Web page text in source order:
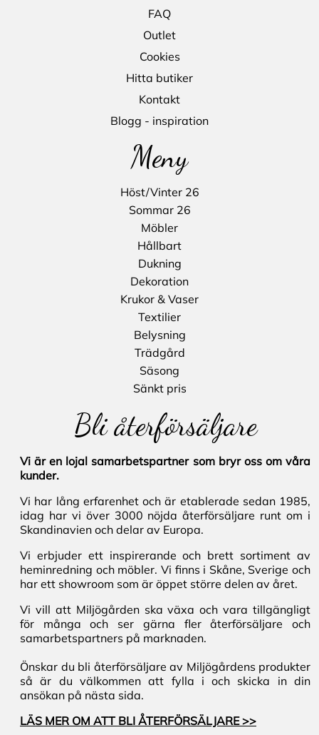
FAQ
Outlet
Cookies
Hitta butiker
Kontakt
Blogg - inspiration
Meny
Höst/Vinter 26
Sommar 26
Möbler
Hållbart
Dukning
Dekoration
Krukor & Vaser
Textilier
Belysning
Trädgård
Säsong
Sänkt pris
Bli återförsäljare
Vi är en lojal samarbetspartner som bryr oss om våra
kunder.
Vi har lång erfarenhet och är etablerade sedan 1985,
idag har vi över 3000 nöjda återförsäljare runt om i
Skandinavien och delar av Europa.
Vi erbjuder ett inspirerande och brett sortiment av
heminredning och möbler. Vi finns i Skåne, Sverige och
har ett showroom som är öppet större delen av året.
Vi vill att Miljögården ska växa och vara tillgängligt
för många och ser gärna fler återförsäljare och
samarbetspartners på marknaden.
Önskar du bli återförsäljare av Miljögårdens produkter
så är du välkommen att fylla i och skicka in din
ansökan på nästa sida.
LÄS MER OM ATT BLI ÅTERFÖRSÄLJARE >>